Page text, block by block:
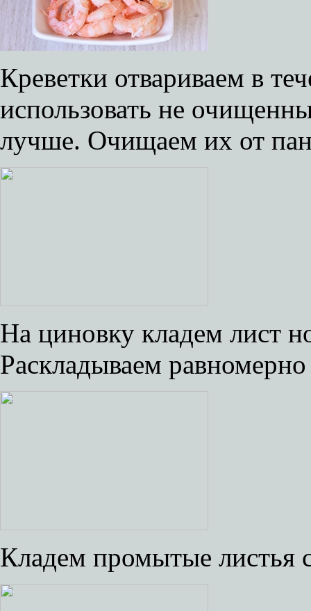
Креветки отвариваем в
использовать не
лучше. Очищаем их от
На циновку кладем лист
Раскладываем
Кладем промытые листья